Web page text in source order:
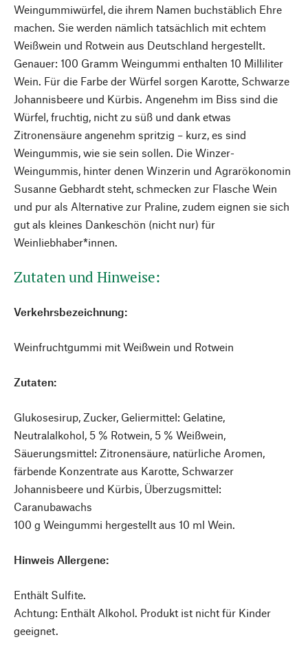
Weingummiwürfel, die ihrem Namen buchstäblich Ehre
machen. Sie werden nämlich tatsächlich mit echtem
Weißwein und Rotwein aus Deutschland hergestellt.
Genauer: 100 Gramm Weingummi enthalten 10 Milliliter
Wein. Für die Farbe der Würfel sorgen Karotte, Schwarze
Johannisbeere und Kürbis. Angenehm im Biss sind die
Würfel, fruchtig, nicht zu süß und dank etwas
Zitronensäure angenehm spritzig – kurz, es sind
Weingummis, wie sie sein sollen. Die Winzer-
Weingummis, hinter denen Winzerin und Agrarökonomin
Susanne Gebhardt steht, schmecken zur Flasche Wein
und pur als Alternative zur Praline, zudem eignen sie sich
gut als kleines Dankeschön (nicht nur) für
Weinliebhaber*innen.
Zutaten und Hinweise:
Verkehrsbezeichnung:
Weinfruchtgummi mit Weißwein und Rotwein
Zutaten:
Glukosesirup, Zucker, Geliermittel: Gelatine,
Neutralalkohol, 5 % Rotwein, 5 % Weißwein,
Säuerungsmittel: Zitronensäure, natürliche Aromen,
färbende Konzentrate aus Karotte, Schwarzer
Johannisbeere und Kürbis, Überzugsmittel:
Caranubawachs
100 g Weingummi hergestellt aus 10 ml Wein.
Hinweis Allergene:
Enthält Sulfite.
Achtung: Enthält Alkohol. Produkt ist nicht für Kinder
geeignet.